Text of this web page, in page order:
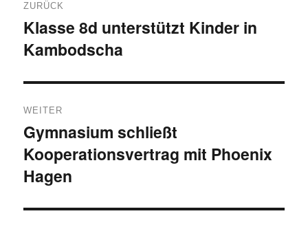
ZURÜCK
Vorheriger
Beitrag:
Klasse 8d unterstützt Kinder in
Kambodscha
WEITER
Nächster
Beitrag:
Gymnasium schließt
Kooperationsvertrag mit Phoenix
Hagen